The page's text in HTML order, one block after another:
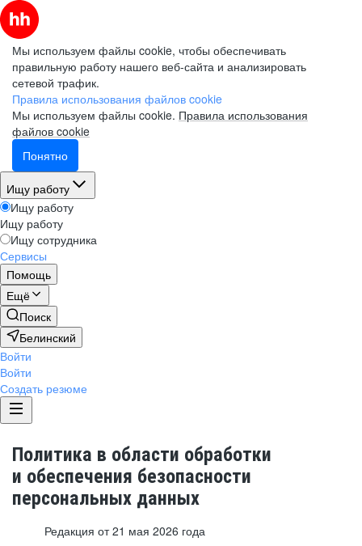
Мы используем файлы cookie, чтобы обеспечивать
правильную работу нашего веб-сайта и анализировать
сетевой трафик.
Правила использования файлов cookie
Мы используем файлы cookie. Правила использования
файлов cookie
Понятно
Ищу работу
Ищу работу
Ищу работу
Ищу сотрудника
Сервисы
Помощь
Ещё
Поиск
Белинский
Войти
Войти
Создать резюме
Политика в области обработки
и обеспечения безопасности
персональных данных
Редакция от 21 мая 2026 года